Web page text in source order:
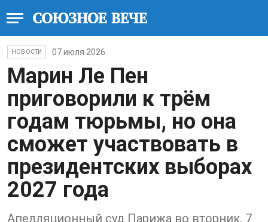
НОВОСТИ 07 июля 2026
Марин Ле Пен
приговорили к трём
годам тюрьмы, но она
сможет участвовать в
президентских выборах
2027 года
Апелляционный суд Парижа во вторник, 7